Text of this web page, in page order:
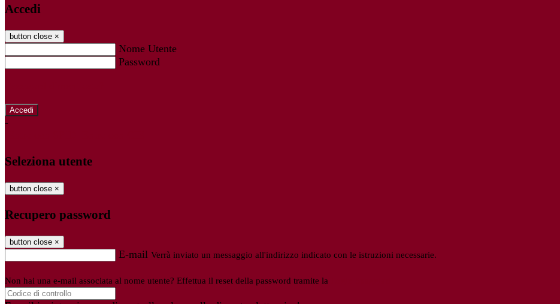
Accedi
button close ×
Nome Utente
Password
-
Seleziona utente
button close ×
Recupero password
button close ×
E-mail Verrà inviato un messaggio all'indirizzo indicato con le istruzioni necessarie.
Non hai una e-mail associata al nome utente? Effettua il reset della password tramite la